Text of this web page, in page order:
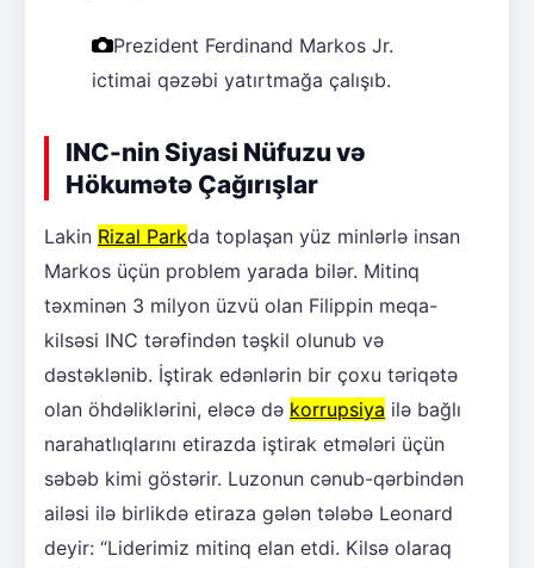
Prezident Ferdinand Markos Jr.
ictimai qəzəbi yatırtmağa çalışıb.
INC-nin Siyasi Nüfuzu və
Hökumətə Çağırışlar
Lakin Rizal Parkda toplaşan yüz minlərlə insan
Markos üçün problem yarada bilər. Mitinq
təxminən 3 milyon üzvü olan Filippin meqa-
kilsəsi INC tərəfindən təşkil olunub və
dəstəklənib. İştirak edənlərin bir çoxu təriqətə
olan öhdəliklərini, eləcə də korrupsiya ilə bağlı
narahatlıqlarını etirazda iştirak etmələri üçün
səbəb kimi göstərir. Luzonun cənub-qərbindən
ailəsi ilə birlikdə etiraza gələn tələbə Leonard
deyir: “Liderimiz mitinq elan etdi. Kilsə olaraq